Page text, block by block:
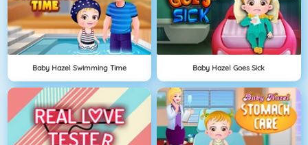
Baby Hazel Swimming Time Baby Hazel Goes Sick